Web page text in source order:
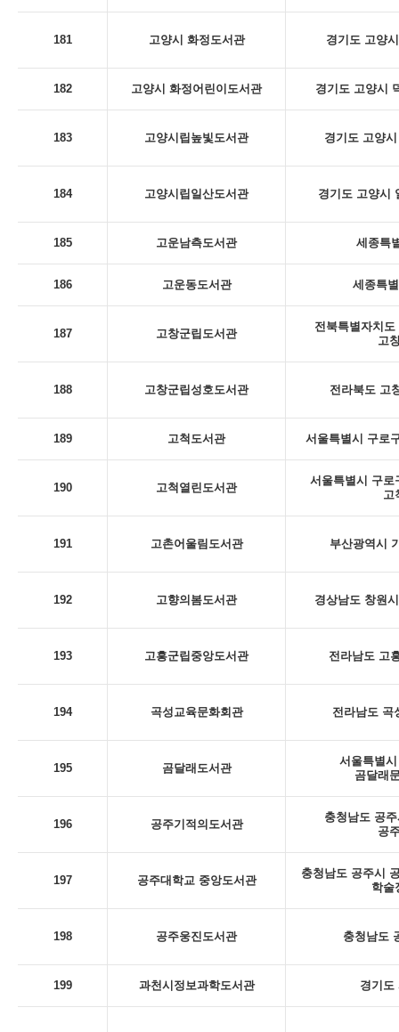
181 고양시 화정도서관 경기도 고양
182 고양시 화정어린이도서관 경기도 고양시
183 고양시립높빛도서관 경기도 고양
184 고양시립일산도서관 경기도 고양시
185 고운남측도서관 세종특
186 고운동도서관 세종특
187 고창군립도서관
전북특별자치
고
188 고창군립성호도서관 전라북도 고
189 고척도서관 서울특별시 구로
190 고척열린도서관
서울특별시 구로
고
191 고촌어울림도서관 부산광역시
192 고향의봄도서관 경상남도 창원
193 고흥군립중앙도서관 전라남도 고
194 곡성교육문화회관 전라남도 곡
195 곰달래도서관
서울특별
곰달래
196 공주기적의도서관
충청남도 공
공
197 공주대학교 중앙도서관
충청남도 공주시
학술
198 공주웅진도서관 충청남도
199 과천시정보과학도서관 경기도